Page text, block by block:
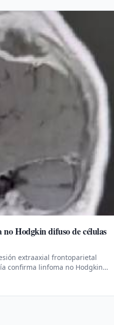
Hodgkin difuso de células
extraaxial frontoparietal
confirma linfoma no Hodgkin
fenotipo B (CD20+, Ki-67